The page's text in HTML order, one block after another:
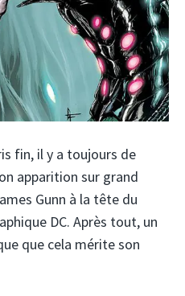
fin, il y a toujours de
apparition sur grand
Gunn à la tête du
DC. Après tout, un
que cela mérite son